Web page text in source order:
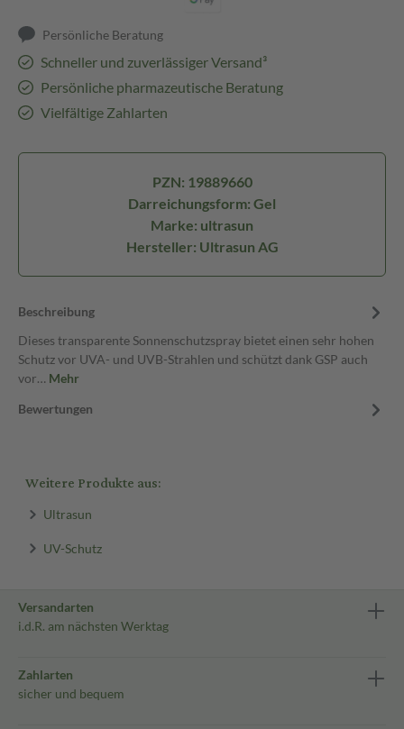
Persönliche Beratung
Schneller und zuverlässiger Versand³
Persönliche pharmazeutische Beratung
Vielfältige Zahlarten
PZN: 19889660
Darreichungsform: Gel
Marke: ultrasun
Hersteller: Ultrasun AG
Beschreibung
Dieses transparente Sonnenschutzspray bietet einen sehr hohen
Schutz vor UVA- und UVB-Strahlen und schützt dank GSP auch
vor… Mehr
Bewertungen
Weitere Produkte aus:
Ultrasun
UV-Schutz
Versandarten
i.d.R. am nächsten Werktag
Zahlarten
sicher und bequem